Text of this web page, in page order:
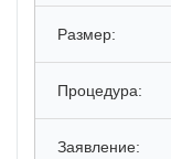
Размер:
Процедура:
Заявление: